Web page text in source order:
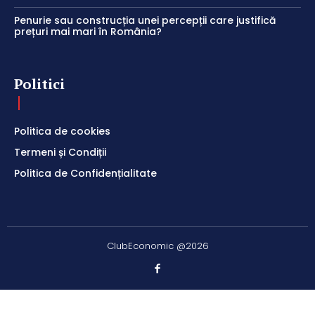
Penurie sau construcția unei percepții care justifică
prețuri mai mari în România?
Politici
Politica de cookies
Termeni și Condiții
Politica de Confidențialitate
ClubEconomic @2026